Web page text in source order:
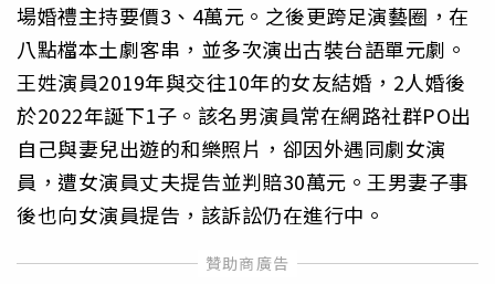
場婚禮主持要價3、4萬元。之後更跨足演藝圈，在
八點檔本土劇客串，並多次演出古裝台語單元劇。
王姓演員2019年與交往10年的女友結婚，2人婚後
於2022年誕下1子。該名男演員常在網路社群PO出
自己與妻兒出遊的和樂照片，卻因外遇同劇女演
員，遭女演員丈夫提告並判賠30萬元。王男妻子事
後也向女演員提告，該訴訟仍在進行中。